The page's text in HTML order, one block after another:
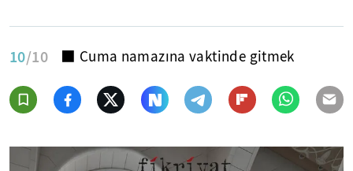
10/10 ⬛ Cuma namazına vaktinde gitmek